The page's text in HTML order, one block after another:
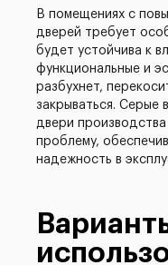
В помещениях с
дверей требует
будет устойчива к
функциональные и
разбухнет,
закрываться. Серые
двери
проблему,
надежность в